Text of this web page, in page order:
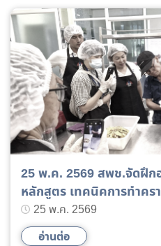
25 พ.ค. 2569 สพช.จัดฝึก
หลักสูตร เทคนิคการทำคร
รุ่นที่ 1 วันที่ 25 - 28 พฤษภ
25 พ.ค. 2569
อ่านต่อ